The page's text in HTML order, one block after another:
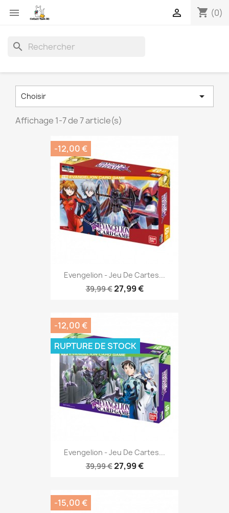
 shopping_cart (0)

search
Choisir 
Affichage 1-7 de 7 article(s)
Evengelion - Jeu De Cartes...
39,99 €27,99 €
-12,00 €
Evengelion - Jeu De Cartes...
39,99 €27,99 €
-12,00 €
RUPTURE DE STOCK
-15,00 €